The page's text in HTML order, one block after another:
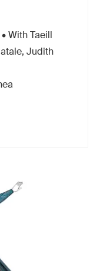
With Taeill
Judith